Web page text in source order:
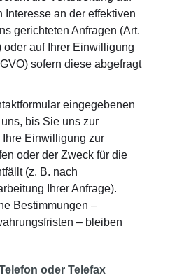
Interesse an der effektiven
gerichteten Anfragen (Art.
oder auf Ihrer Einwilligung
sofern diese abgefragt
eingegebenen
bis Sie uns zur
Ihre Einwilligung zur
oder der Zweck für die
(z. B. nach
Ihrer Anfrage).
Bestimmungen –
– bleiben
oder Telefax